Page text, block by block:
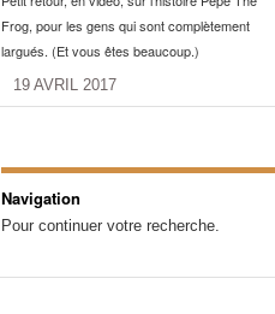
Frog, pour les gens qui sont complètement
largués. (Et vous êtes beaucoup.)
19 AVRIL 2017
Navigation
Pour continuer votre recherche.